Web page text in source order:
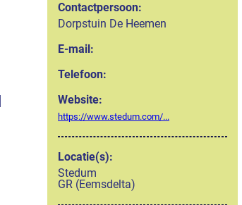
Contactpersoon:
Dorpstuin De Heemen
E-mail:
Telefoon:
Website:
https://www.stedum.com/...
Locatie(s):
Stedum
GR (Eemsdelta)